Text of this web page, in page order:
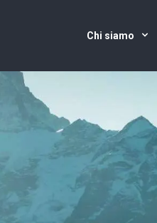
Chi siamo